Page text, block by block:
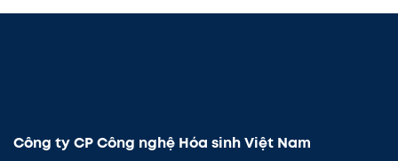
Công ty CP Công nghệ Hóa sinh Việt Nam